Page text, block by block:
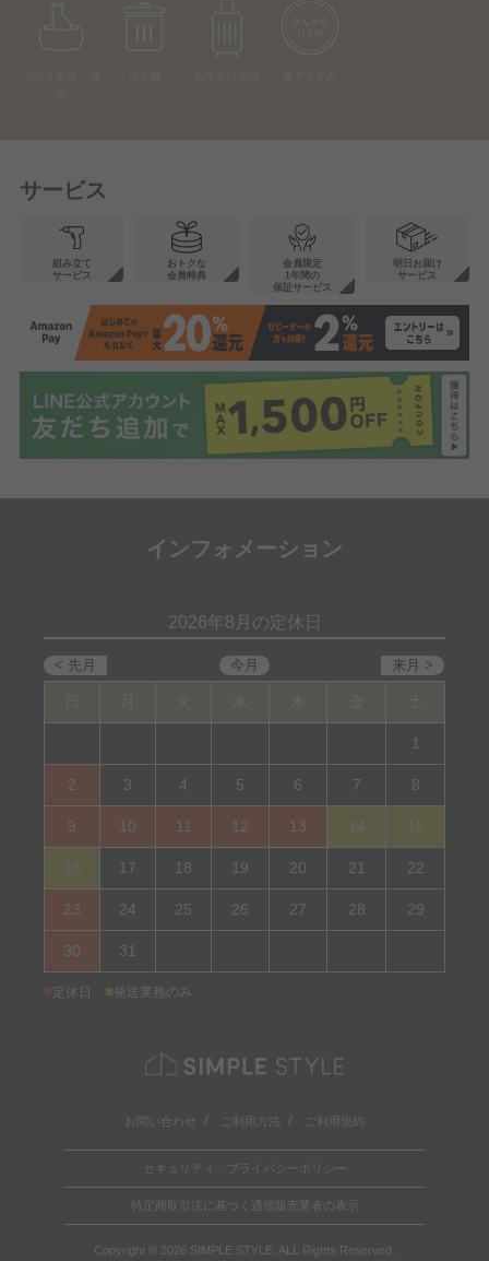
サービス
組み立て
サービス
おトクな
会員特典
会員限定
1年間の
保証サービス
明日お届け
サービス
インフォメーション
2026年8月の定休日
1
2 3 4 5 6 7 8
9 10 11 12 13 14 15
16 17 18 19 20 21 22
23 24 25 26 27 28 29
30 31
定休日 発送業務のみ
お問い合わせ ご利用方法 ご利用規約
セキュリティ・プライバシーポリシー
特定商取引法に基づく通信販売業者の表示
Copyright © 2026 SIMPLE STYLE. ALL Rights Reserved.